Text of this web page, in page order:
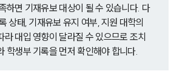
하면 기재유보 대상이 될 수 있습니다. 다
상태, 기재유보 유지 여부, 지원 대학의
라 대입 영향이 달라질 수 있으므로 조치
학생부 기록을 먼저 확인해야 합니다.